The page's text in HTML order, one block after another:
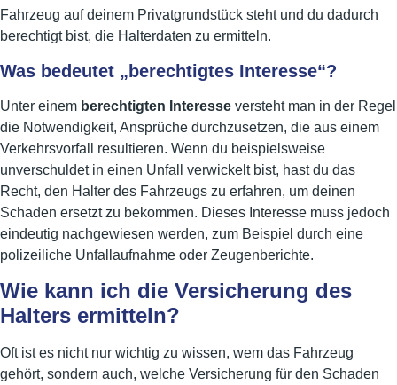
Fahrzeug auf deinem Privatgrundstück steht und du dadurch
berechtigt bist, die Halterdaten zu ermitteln.
Was bedeutet „berechtigtes Interesse“?
Unter einem berechtigten Interesse versteht man in der Regel
die Notwendigkeit, Ansprüche durchzusetzen, die aus einem
Verkehrsvorfall resultieren. Wenn du beispielsweise
unverschuldet in einen Unfall verwickelt bist, hast du das
Recht, den Halter des Fahrzeugs zu erfahren, um deinen
Schaden ersetzt zu bekommen. Dieses Interesse muss jedoch
eindeutig nachgewiesen werden, zum Beispiel durch eine
polizeiliche Unfallaufnahme oder Zeugenberichte.
Wie kann ich die Versicherung des
Halters ermitteln?
Oft ist es nicht nur wichtig zu wissen, wem das Fahrzeug
gehört, sondern auch, welche Versicherung für den Schaden